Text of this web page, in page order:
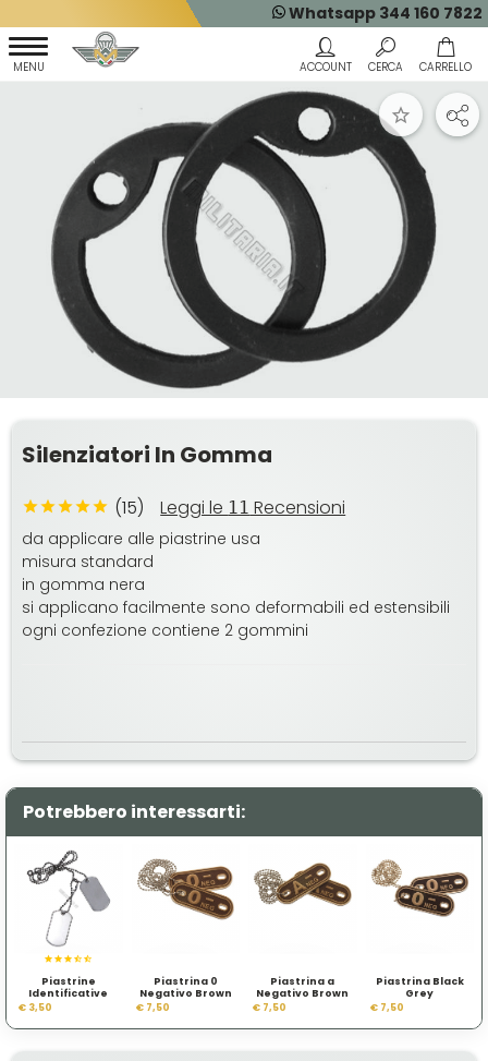
Whatsapp 344 160 7822
Silenziatori In Gomma
(15) Leggi le 11 Recensioni
da applicare alle piastrine usa
misura standard
in gomma nera
si applicano facilmente sono deformabili ed estensibili
ogni confezione contiene 2 gommini
Potrebbero interessarti:
Piastrine
Identificative
Mod USA
€ 3,50
Piastrina 0
Negativo Brown
€ 7,50
Piastrina a
Negativo Brown
€ 7,50
Piastrina Black
Grey
€ 7,50